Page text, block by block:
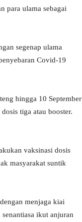
para ulama sebagai
segenap ulama
Covid-19
hingga 10 September
tiga atau booster.
vaksinasi dosis
masyarakat suntik
menjaga kiai
ikut anjuran